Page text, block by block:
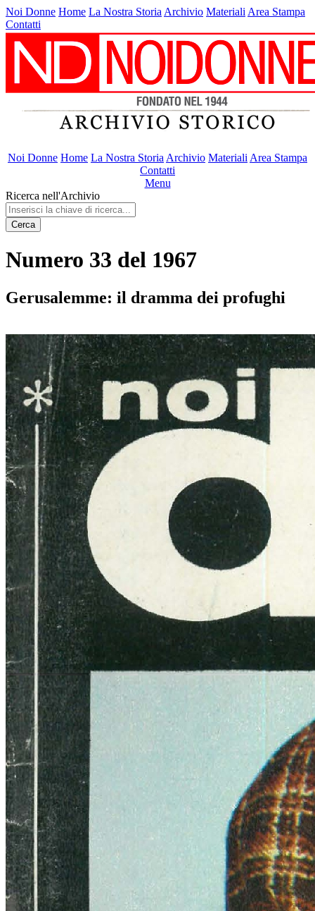
Noi Donne Home La Nostra Storia Archivio Materiali Area Stampa
Contatti
Noi Donne Home La Nostra Storia Archivio Materiali Area Stampa
Contatti
Menu
Ricerca nell'Archivio
Cerca
Numero 33 del 1967
Gerusalemme: il dramma dei profughi